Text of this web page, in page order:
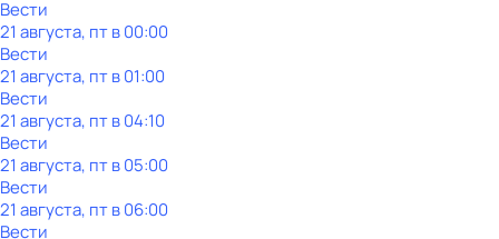
Вести
21 августа, пт в 00:00
Вести
21 августа, пт в 01:00
Вести
21 августа, пт в 04:10
Вести
21 августа, пт в 05:00
Вести
21 августа, пт в 06:00
Вести